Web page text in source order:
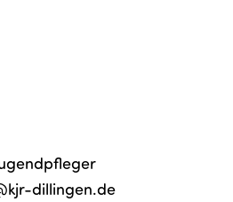
dillingen.de